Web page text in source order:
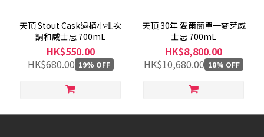
地
愛
蘭
天頂 Stout Cask過桶小批次
調和威士忌 700mL
HK$550.00
HK$680.00 19% OFF
天頂 30年 愛爾蘭單一麥芽威
士忌 700mL
HK$8,800.00
HK$10,680.00 18% OFF